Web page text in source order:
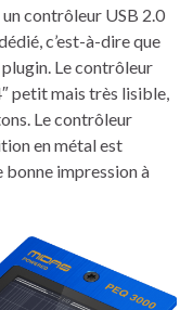
contrôleur USB 2.0
c’est-à-dire que
Le contrôleur
petit mais très lisible,
Le contrôleur
en métal est
impression à